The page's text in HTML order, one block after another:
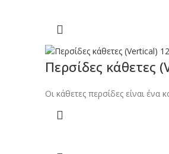
Περσίδες κάθετες
Οι κάθετες περσίδες είναι